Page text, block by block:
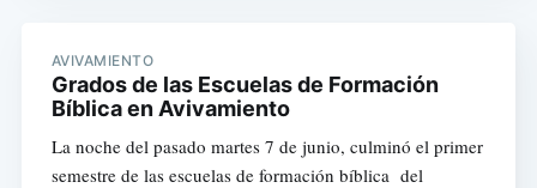
AVIVAMIENTO
Grados de las Escuelas de Formación
Bíblica en Avivamiento
La noche del pasado martes 7 de junio, culminó el primer
semestre de las escuelas de formación bíblica del